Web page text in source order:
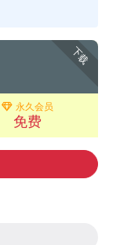
下载
永久会员
免费